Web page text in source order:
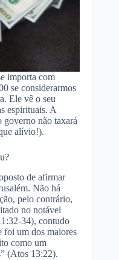
importa com
se considerarmos
Ele vê o seu
espirituais. A
governo não taxará
alívio!).
de afirmar
Não há
pelo contrário,
no notável
34), contudo
foi um dos maiores
como um
(Atos 13:22).